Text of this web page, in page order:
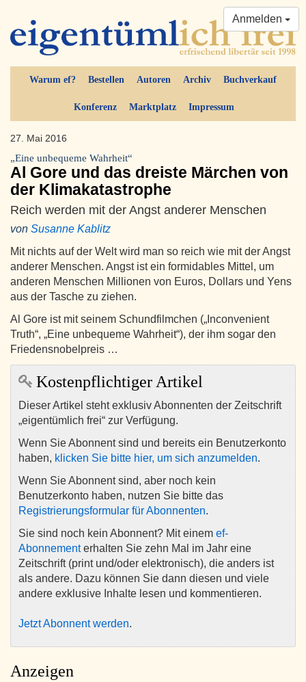
Warum ef? Bestellen Autoren Archiv Buchverkauf
Konferenz Marktplatz Impressum
Anmelden
27. Mai 2016
„Eine unbequeme Wahrheit“
Al Gore und das dreiste Märchen von
der Klimakatastrophe
Reich werden mit der Angst anderer Menschen
von Susanne Kablitz
Mit nichts auf der Welt wird man so reich wie mit der Angst
anderer Menschen. Angst ist ein formidables Mittel, um
anderen Menschen Millionen von Euros, Dollars und Yens
aus der Tasche zu ziehen.
Al Gore ist mit seinem Schundfilmchen („Inconvenient
Truth“, „Eine unbequeme Wahrheit“), der ihm sogar den
Friedensnobelpreis …
Kostenpflichtiger Artikel
Dieser Artikel steht exklusiv Abonnenten der Zeitschrift
„eigentümlich frei“ zur Verfügung.
Wenn Sie Abonnent sind und bereits ein Benutzerkonto
haben, klicken Sie bitte hier, um sich anzumelden.
Wenn Sie Abonnent sind, aber noch kein
Benutzerkonto haben, nutzen Sie bitte das
Registrierungsformular für Abonnenten.
Sie sind noch kein Abonnent? Mit einem ef-
Abonnementerhalten Sie zehn Mal im Jahr eine
Zeitschrift (print und/oder elektronisch), die anders ist
als andere. Dazu können Sie dann diesen und viele
andere exklusive Inhalte lesen und kommentieren.
Jetzt Abonnent werden.
Anzeigen